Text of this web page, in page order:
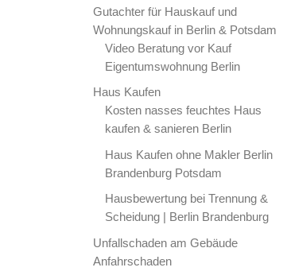
Gutachter für Hauskauf und
Wohnungskauf in Berlin & Potsdam
Video Beratung vor Kauf
Eigentumswohnung Berlin
Haus Kaufen
Kosten nasses feuchtes Haus
kaufen & sanieren Berlin
Haus Kaufen ohne Makler Berlin
Brandenburg Potsdam
Hausbewertung bei Trennung &
Scheidung | Berlin Brandenburg
Unfallschaden am Gebäude
Anfahrschaden